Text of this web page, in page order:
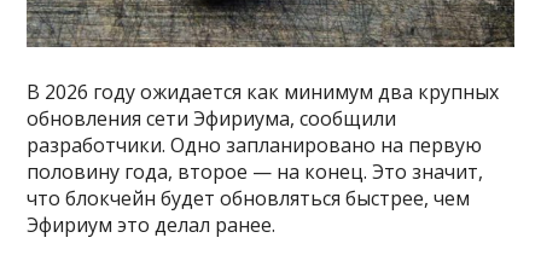
В 2026 году ожидается как минимум два крупных
обновления сети Эфириума, сообщили
разработчики. Одно запланировано на первую
половину года, второе — на конец. Это значит,
что блокчейн будет обновляться быстрее, чем
Эфириум это делал ранее.